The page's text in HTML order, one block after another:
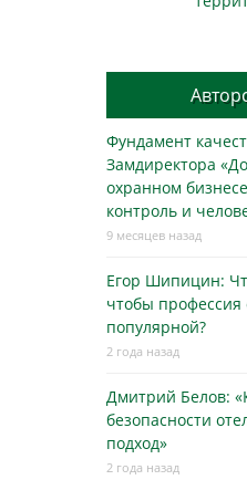
Фундамент
Замдиректора
охранном
контроль и
9 месяцев назад
Егор Шипицин:
чтобы профессия
популярной?
2 года назад
Дмитрий Белов:
безопасности
подход»
2 года назад